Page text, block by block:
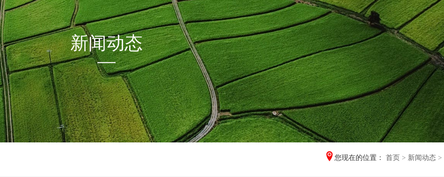
新闻动态
您现在的位置： 首页 > 新闻动态 >